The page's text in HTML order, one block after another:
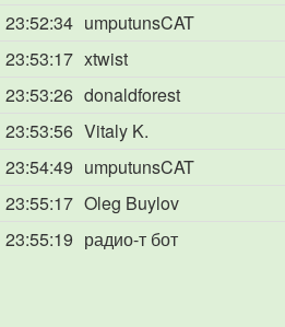
23:52:34 umputunsCAT
23:53:17 xtwist
23:53:26 donaldforest
23:53:56 Vitaly K.
23:54:49 umputunsCAT
23:55:17 Oleg Buylov
23:55:19 радио-т бот